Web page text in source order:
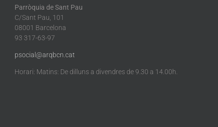
Parròquia de Sant Pau
C/Sant Pau, 101
08001 Barcelona
93 317-63-97
psocial@arqbcn.cat
Horari: Matins: De dilluns a divendres de 9.30 a 14.00h.